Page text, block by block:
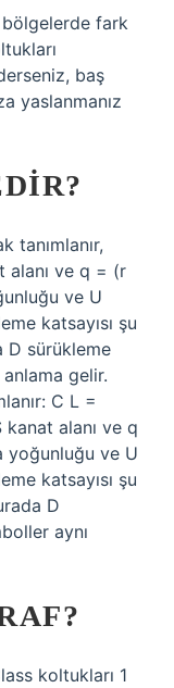
bölgelerde fark
baş
yaslanmanız
tanımlanır,
alanı ve q = (r
ve U
katsayısı şu
D sürükleme
gelir.
C L =
alanı ve q
yoğunluğu ve U
katsayısı şu
D
aynı
koltukları 1